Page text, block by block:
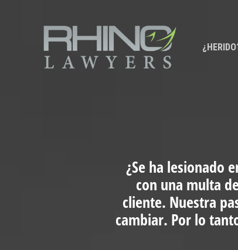
¿Se ha lesionado
con una multa
cliente. Nuestra
cambiar. Por lo